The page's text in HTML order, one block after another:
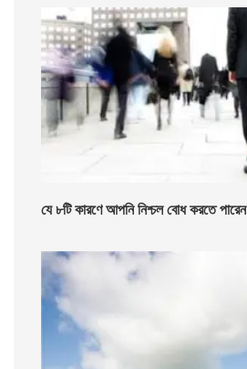
যে ৮টি কারণে আপনি নিশ্চল বোধ করতে পারেন